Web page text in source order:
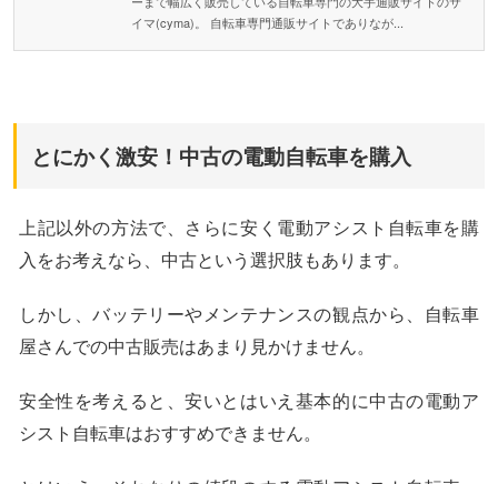
イマ(cyma)。 自転車専門通販サイトでありなが...
とにかく激安！中古の電動自転車を購入
上記以外の方法で、さらに安く電動アシスト自転車を購
入をお考えなら、中古という選択肢もあります。
しかし、バッテリーやメンテナンスの観点から、自転車
屋さんでの中古販売はあまり見かけません。
安全性を考えると、安いとはいえ基本的に中古の電動ア
シスト自転車はおすすめできません。